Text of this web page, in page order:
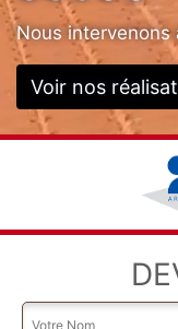
Nous intervenons
Voir nos